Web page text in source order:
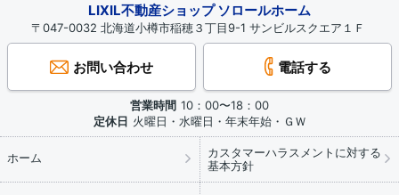
LIXIL不動産ショップ ソロールホーム
〒047-0032 北海道小樽市稲穂３丁目9-1 サンビルスクエア１Ｆ
お問い合わせ 電話する
営業時間 10：00〜18：00
定休日 火曜日・水曜日・年末年始・ＧＷ
ホーム
カスタマーハラスメントに対する
基本方針